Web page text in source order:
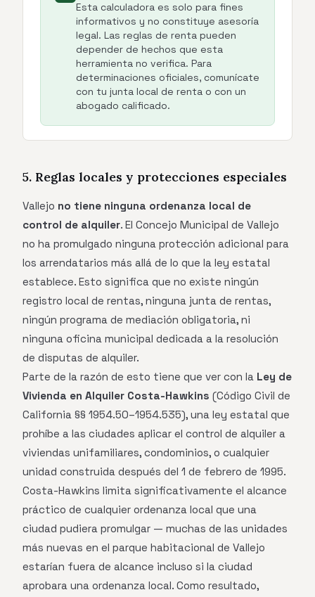
Esta calculadora es solo para fines
informativos y no constituye asesoría
legal. Las reglas de renta pueden
depender de hechos que esta
herramienta no verifica. Para
determinaciones oficiales, comunícate
con tu junta local de renta o con un
abogado calificado.
5. Reglas locales y protecciones especiales
Vallejo no tiene ninguna ordenanza local de
control de alquiler. El Concejo Municipal de Vallejo
no ha promulgado ninguna protección adicional para
los arrendatarios más allá de lo que la ley estatal
establece. Esto significa que no existe ningún
registro local de rentas, ninguna junta de rentas,
ningún programa de mediación obligatoria, ni
ninguna oficina municipal dedicada a la resolución
de disputas de alquiler.
Parte de la razón de esto tiene que ver con la Ley de
Vivienda en Alquiler Costa-Hawkins (Código Civil de
California §§ 1954.50–1954.535), una ley estatal que
prohíbe a las ciudades aplicar el control de alquiler a
viviendas unifamiliares, condominios, o cualquier
unidad construida después del 1 de febrero de 1995.
Costa-Hawkins limita significativamente el alcance
práctico de cualquier ordenanza local que una
ciudad pudiera promulgar — muchas de las unidades
más nuevas en el parque habitacional de Vallejo
estarían fuera de alcance incluso si la ciudad
aprobara una ordenanza local. Como resultado,